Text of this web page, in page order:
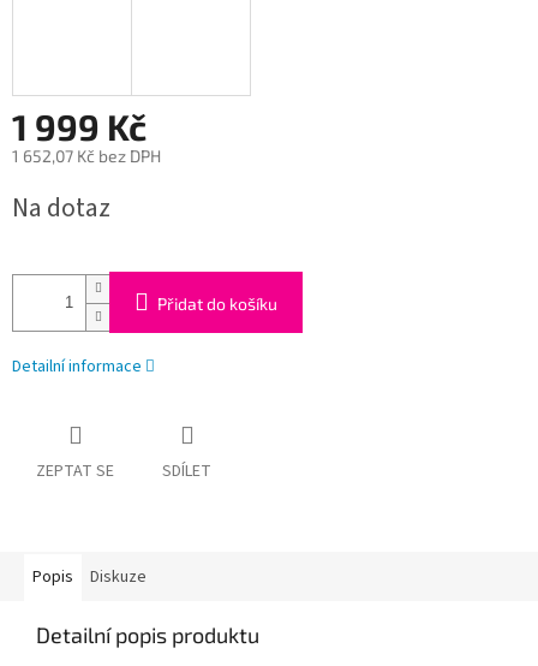
1 999 Kč
1 652,07 Kč bez DPH
cena:
Na dotaz
Přidat do košíku
Detailní informace
ZEPTAT SE SDÍLET
Popis Diskuze
Detailní popis produktu